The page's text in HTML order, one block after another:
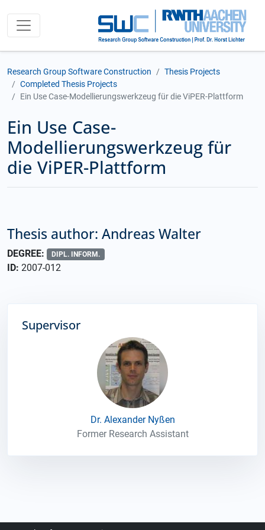
Research Group Software Construction
Thesis Projects
Completed Thesis Projects
Ein Use Case-Modellierungswerkzeug für die ViPER-Plattform
Ein Use Case-
Modellierungswerkzeug für
die ViPER-Plattform
Thesis author: Andreas Walter
DEGREE: DIPL. INFORM.
ID: 2007-012
Supervisor
Dr. Alexander Nyßen
Former Research Assistant